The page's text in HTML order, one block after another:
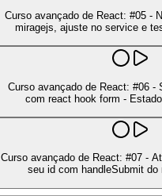
Curso avançado de React: #05 -
miragejs, ajuste no service e
Curso avançado de React: #06 -
com react hook form -
Curso avançado de React: #07 -
seu id com handleSubmit do